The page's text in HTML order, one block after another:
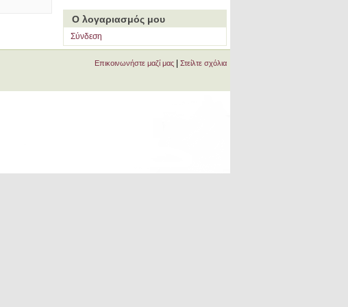
Ο λογαριασμός μου
Σύνδεση
Επικοινωνήστε μαζί μας Στείλτε σχόλια